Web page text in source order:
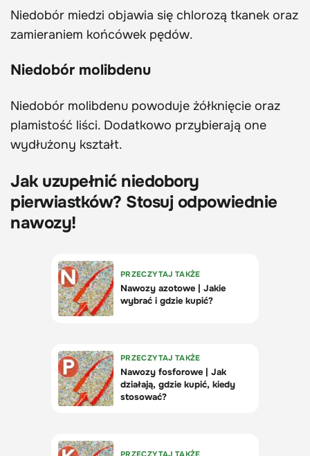
Niedobór miedzi objawia się chlorozą tkanek oraz
zamieraniem końcówek pędów.
Niedobór molibdenu
Niedobór molibdenu powoduje żółknięcie oraz
plamistość liści. Dodatkowo przybierają one
wydłużony kształt.
Jak uzupełnić niedobory
pierwiastków? Stosuj odpowiednie
nawozy!